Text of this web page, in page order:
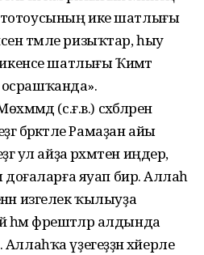
ике шатлығы
тәмле ризыҡтар, һыу
шатлығы Ҡиәмәт
(с.ғ.в.) сәхәбәләренә
бәрәкәтле Рамаҙан айы
ул айҙа рәхмәтен иңдерә,
доғаларға яуап бирә. Аллаһ
изгелек ҡылыуҙа
фәрештәләр алдында
үҙегеҙҙән хәйерле